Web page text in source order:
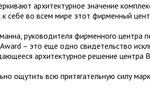
архитектурное значение
к себе во всем мире этот фирменный
руководителя фирменного центра
– это еще одно свидетельство
архитектурное решение центра
ощутить всю притягательную силу